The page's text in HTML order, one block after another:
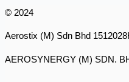
© 2024
Aerostix (M) Sdn Bhd
AEROSYNERGY (M) SDN.